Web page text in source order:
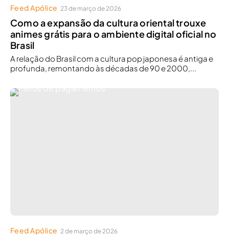
Feed Apólice 23 de março de 2026
Como a expansão da cultura oriental trouxe
animes grátis para o ambiente digital oficial no
Brasil
A relação do Brasil com a cultura pop japonesa é antiga e
profunda, remontando às décadas de 90 e 2000,...
Feed Apólice 2 de março de 2026